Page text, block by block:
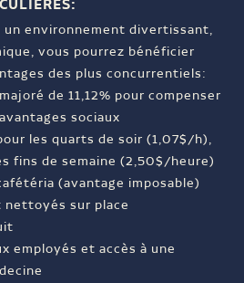
un environnement divertissant,
vous pourrez bénéficier
des plus concurrentiels:
de 11,12% pour compenser
sociaux
les quarts de soir (1,07$/h),
fins de semaine (2,50$/heure)
(avantage imposable)
nettoyés sur place
employés et accès à une